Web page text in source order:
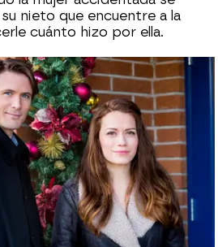
nieto que encuentre a la
cuánto hizo por ella.